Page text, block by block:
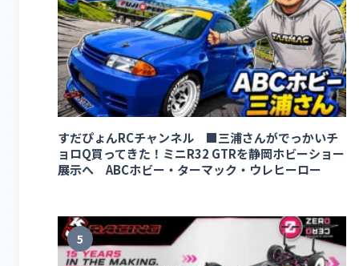
すだぴょんRCチャンネル ■三浦さんがでっかいチ
ョロQ買ってきた！ミニR32 GTRを静岡ホビーショー
展示へ ABCホビー・ターマック・ウレヒーロー
5